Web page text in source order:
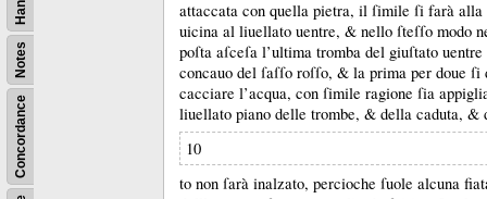
Concordance
Notes
attaccata con quella pietra, il ſimile ſi farà
uicina al liuellato uentre, & nello ſteſſo modo
poſta aſceſa l’ultima tromba del giuſtato
concauo del ſaſſo roſſo, & la prima per doue ſi
cacciare l’acqua, con ſimile ragione ſia
liuellato piano delle trombe, & della caduta, &
10
to non ſarà inalzato, percioche ſuole alcuna